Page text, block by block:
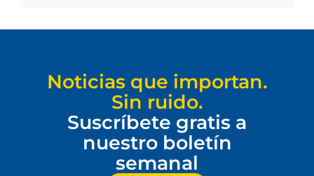
Noticias que importan.
Sin ruido.
Suscríbete gratis a
nuestro boletín
semanal